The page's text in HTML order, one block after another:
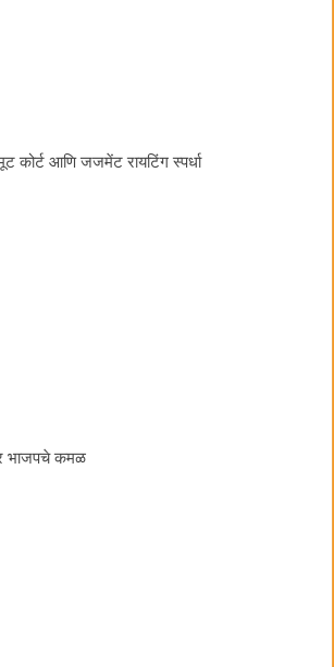
कोर्ट आणि जजमेंट रायटिंग स्पर्धा
भाजपचे कमळ